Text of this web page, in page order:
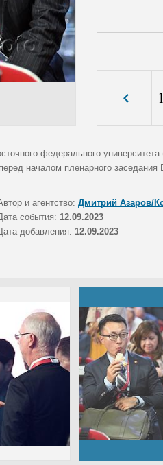
федерального
началом пленарного
и агентство: Дмитрий Азаров/
события: 12.09.2023
добавления: 12.09.2023